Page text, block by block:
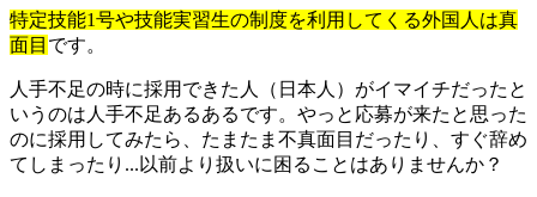
特定技能1号や技能実習生の制度を利用してくる外国人は真
面目 です。
人手不足の時に採用できた人（日本人）がイマイチだったと
いうのは人手不足あるあるです。やっと応募が来たと思った
のに採用してみたら、たまたま不真面目だったり、すぐ辞め
てしまったり...以前より扱いに困ることはありませんか？